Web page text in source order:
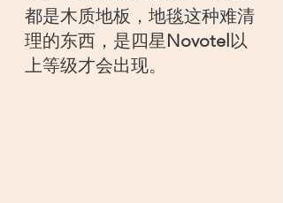
都是木质地板，地毯这种难清
理的东西，是四星Novotel以
上等级才会出现。